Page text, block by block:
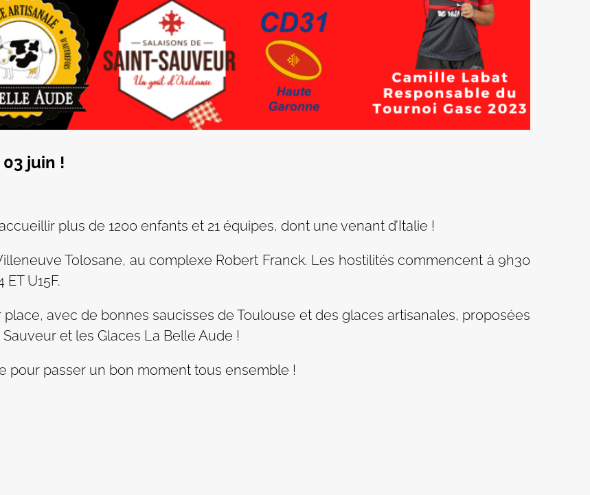
juin !
plus de 1200 enfants et 21 équipes, dont une venant d’Italie !
Tolosane, au complexe Robert Franck. Les hostilités commencent à 9h30
U15F.
avec de bonnes saucisses de Toulouse et des glaces artisanales, proposées
et les Glaces La Belle Aude !
pour passer un bon moment tous ensemble !